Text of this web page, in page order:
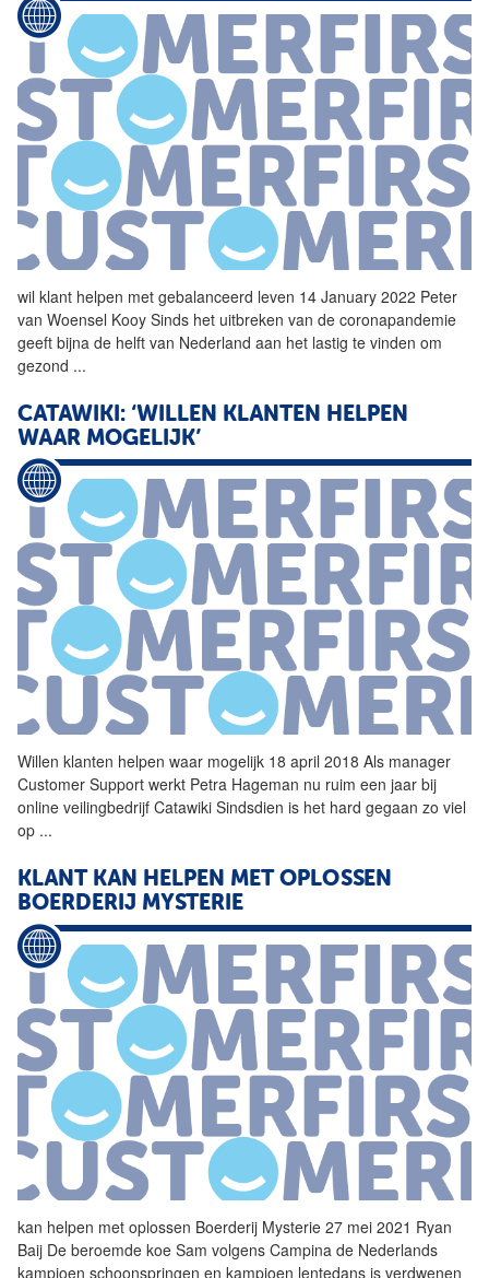
wil klant helpen met gebalanceerd leven 14 January 2022 Peter
van Woensel Kooy Sinds het uitbreken van de coronapandemie
geeft bijna de helft van Nederland aan het lastig te vinden om
gezond ...
CATAWIKI: ‘WILLEN KLANTEN HELPEN
WAAR MOGELIJK’
Willen klanten helpen waar mogelijk 18 april 2018 Als manager
Customer Support werkt Petra Hageman nu ruim een jaar bij
online veilingbedrijf Catawiki Sindsdien is het hard gegaan zo viel
op ...
KLANT KAN HELPEN MET OPLOSSEN
BOERDERIJ MYSTERIE
kan helpen met oplossen Boerderij Mysterie 27 mei 2021 Ryan
Baij De beroemde koe Sam volgens Campina de Nederlands
kampioen schoonspringen en kampioen lentedans is verdwenen